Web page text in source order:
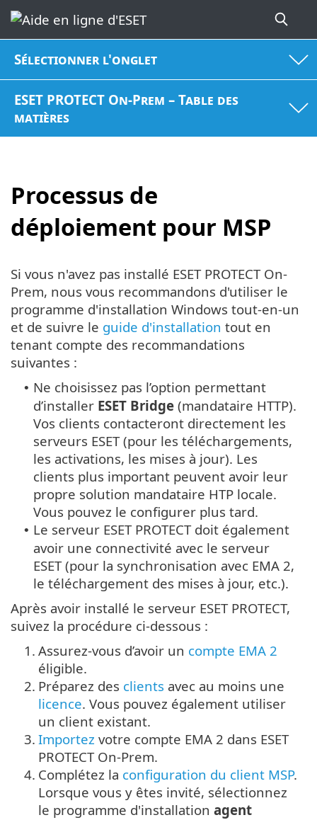
Sélectionner l'onglet
ESET PROTECT On-Prem – Table des
matières
Processus de
déploiement pour MSP
Si vous n'avez pas installé ESET PROTECT On-
Prem, nous vous recommandons d'utiliser le
programme d'installation Windows tout-en-un
et de suivre le guide d'installation tout en
tenant compte des recommandations
suivantes :
• Ne choisissez pas l’option permettant
d’installer ESET Bridge (mandataire HTTP).
Vos clients contacteront directement les
serveurs ESET (pour les téléchargements,
les activations, les mises à jour). Les
clients plus important peuvent avoir leur
propre solution mandataire HTP locale.
Vous pouvez le configurer plus tard.
• Le serveur ESET PROTECT doit également
avoir une connectivité avec le serveur
ESET (pour la synchronisation avec EMA 2,
le téléchargement des mises à jour, etc.).
Après avoir installé le serveur ESET PROTECT,
suivez la procédure ci-dessous :
1. Assurez-vous d’avoir un compte EMA 2
éligible.
2. Préparez des clients avec au moins une
licence. Vous pouvez également utiliser
un client existant.
3. Importez votre compte EMA 2 dans ESET
PROTECT On-Prem.
4. Complétez la configuration du client MSP.
Lorsque vous y êtes invité, sélectionnez
le programme d'installation agent